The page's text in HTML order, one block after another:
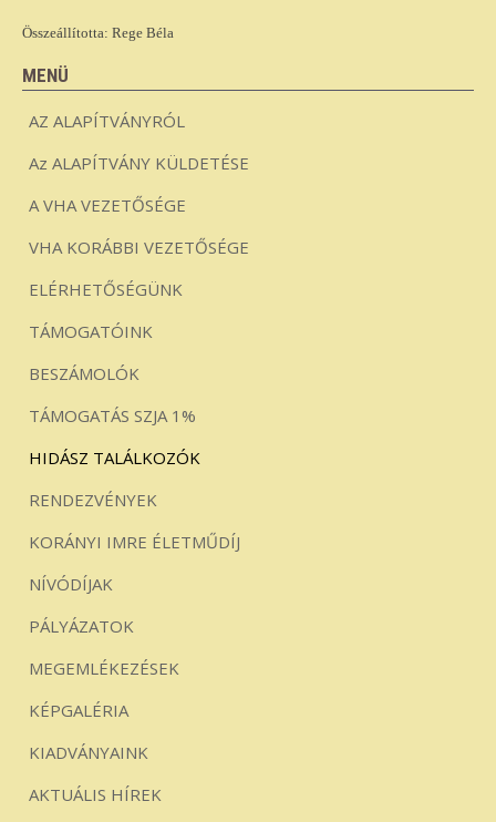
Összeállította: Rege Béla
MENÜ
AZ ALAPÍTVÁNYRÓL
Az ALAPÍTVÁNY KÜLDETÉSE
A VHA VEZETŐSÉGE
VHA KORÁBBI VEZETŐSÉGE
ELÉRHETŐSÉGÜNK
TÁMOGATÓINK
BESZÁMOLÓK
TÁMOGATÁS SZJA 1%
HIDÁSZ TALÁLKOZÓK
RENDEZVÉNYEK
KORÁNYI IMRE ÉLETMŰDÍJ
NÍVÓDÍJAK
PÁLYÁZATOK
MEGEMLÉKEZÉSEK
KÉPGALÉRIA
KIADVÁNYAINK
AKTUÁLIS HÍREK